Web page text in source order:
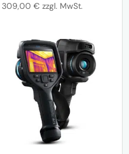
309,00€ zzgl. MwSt.